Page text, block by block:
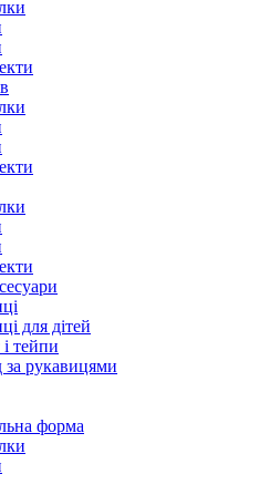
для дітей
тейпи
за рукавицями
форма